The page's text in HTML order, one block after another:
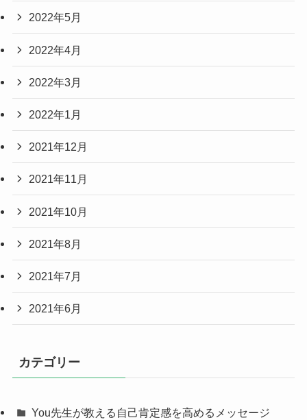
2022年5月
2022年4月
2022年3月
2022年1月
2021年12月
2021年11月
2021年10月
2021年8月
2021年7月
2021年6月
カテゴリー
You先生が教える自己肯定感を高めるメッセージ